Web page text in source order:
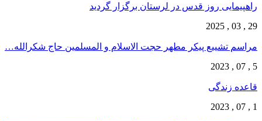
راهپیمایی روز قدس در لرستان برگزار گردید
29 , 03 , 2025
مراسم تشییع پیکر مطهر حجت الاسلام و المسلمین حاج شکرالله…
5 , 07 , 2023
قاعده زندگی
1 , 07 , 2023